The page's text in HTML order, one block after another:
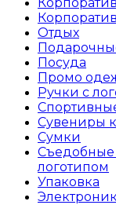
Отдых
Посуда
Промо
Ручки с
Сувениры
Сумки
Съедобные
логотипом
Упаковка